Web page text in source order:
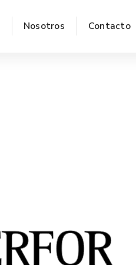
Nosotros Contacto